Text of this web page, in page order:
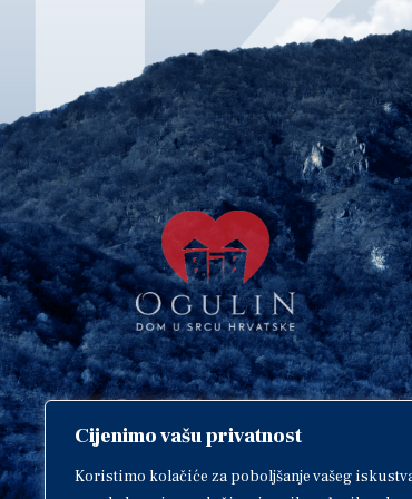
Cijenimo vašu privatnost
Koristimo kolačiće za poboljšanje vašeg
Copyright © 2018. Grad Ogulin,
sva prava pridržana.